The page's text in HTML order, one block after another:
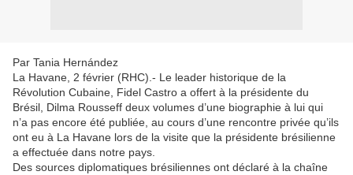
Par Tania Hernández
La Havane, 2 février (RHC).- Le leader historique de la
Révolution Cubaine, Fidel Castro a offert à la présidente du
Brésil, Dilma Rousseff deux volumes d’une biographie à lui qui
n’a pas encore été publiée, au cours d’une rencontre privée qu’ils
ont eu à La Havane lors de la visite que la présidente brésilienne
a effectuée dans notre pays.
Des sources diplomatiques brésiliennes ont déclaré à la chaîne